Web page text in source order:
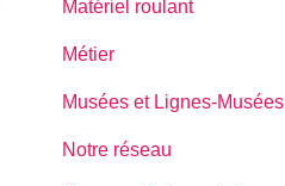
Matériel roulant
Métier
Musées et Lignes-Musées
Notre réseau